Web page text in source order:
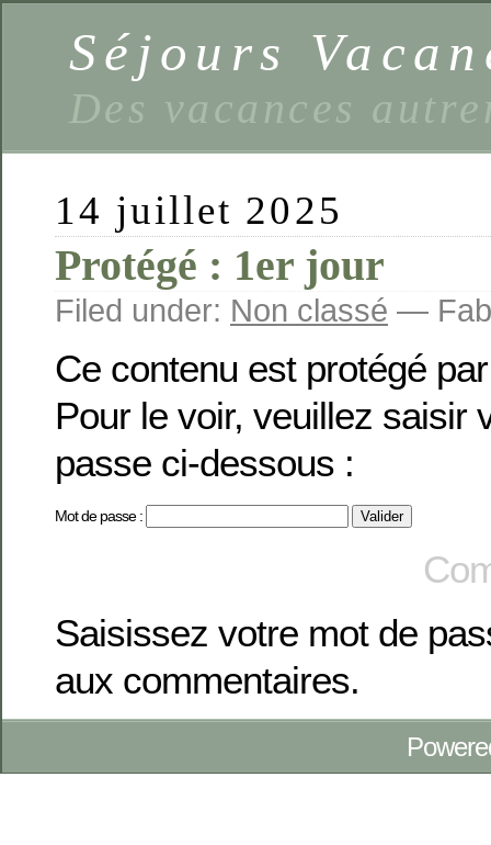
Séjours
Des vacances
14 juillet 2025
Protégé : 1er jour
Filed under: Non classé —
Ce contenu est protégé
Pour le voir, veuillez saisir
passe ci-dessous :
Mot de passe :
Saisissez votre mot de
aux commentaires.